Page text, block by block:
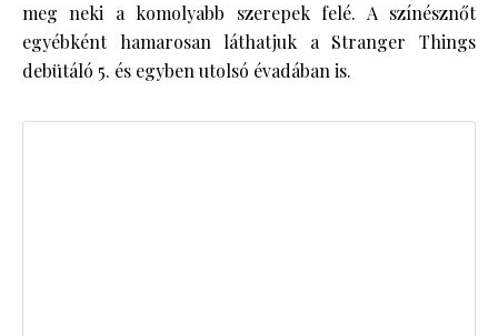
meg neki a komolyabb szerepek felé. A színésznőt
egyébként hamarosan láthatjuk a Stranger Things
debütáló 5. és egyben utolsó évadában is.